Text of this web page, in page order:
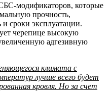
модификаторов, которые
прочность,
и сроки эксплуатации.
черепице высокую
адгезивную
климата с
лучше всего будет
кровля. Но за счет